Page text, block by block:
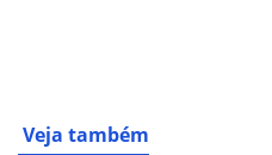
Veja também